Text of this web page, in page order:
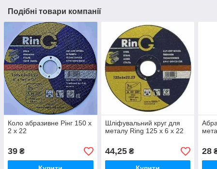
Подібні товари компанії
Коло абразивне Рінг 150 х
2 х 22
39 ₴
Шліфувальний круг для
металу Ring 125 х 6 х 22
44,25₴ 28